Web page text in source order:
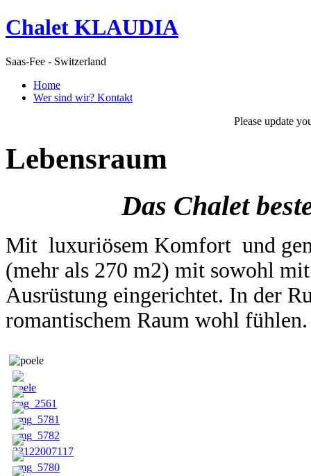
Chalet KLAUDIA
Saas-Fee - Switzerland
Home
Wer sind wir? Kontakt
Please update
Lebensraum
Das Chalet
Mit luxuriösem Komfort und
(mehr als 270 m2) mit sowohl
Ausrüstung eingerichtet. In der
romantischem Raum wohl fühlen.